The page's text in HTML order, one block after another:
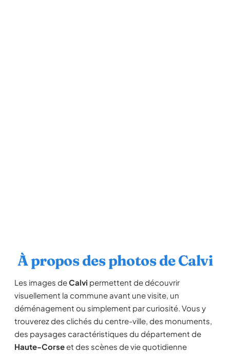
À propos des photos de Calvi
Les images deCalvi permettent de découvrir
visuellement la commune avant une visite, un
déménagement ou simplement par curiosité. Vous y
trouverez des clichés du centre-ville, des monuments,
des paysages caractéristiques du département de
Haute-Corseet des scènes de vie quotidienne